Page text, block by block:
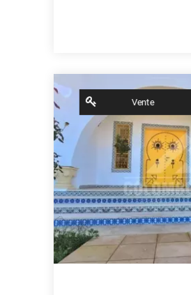
Leaflet
| ©
OpenStreetMap
contributors
Vente